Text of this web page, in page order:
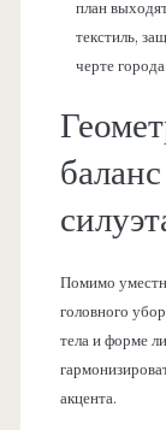
план
текстиль,
черте города.
Помимо
головного
тела и форме
акцента.